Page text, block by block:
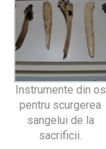
Instrumente din os
pentru scurgerea
sangelui de la
sacrificii.